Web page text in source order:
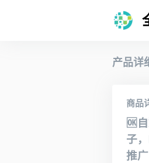
产品详
商品
🆗
子，
推广